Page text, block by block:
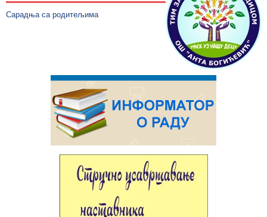
Сарадња са родитељима